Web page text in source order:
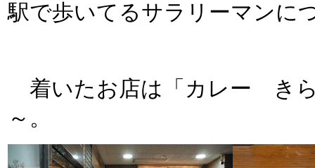
駅で歩いてるサラリーマンに
着いたお店は「カレー き
～。